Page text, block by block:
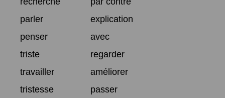
parler
explication
penser
avec
triste
regarder
travailler
améliorer
tristesse
passer